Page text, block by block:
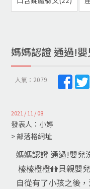
媽媽認證 通過!
人氣：2079
2021 / 11 / 08
發表人：小婷
> 部落格網址
媽媽認證 通過!嬰兒
榛榛橙橙👭貝親嬰
自從有了小孩之後